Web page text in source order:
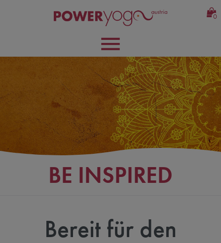
0
BE INSPIRED
Bereit für den